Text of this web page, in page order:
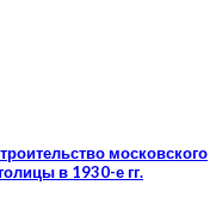
московского
в 1930-е гг.